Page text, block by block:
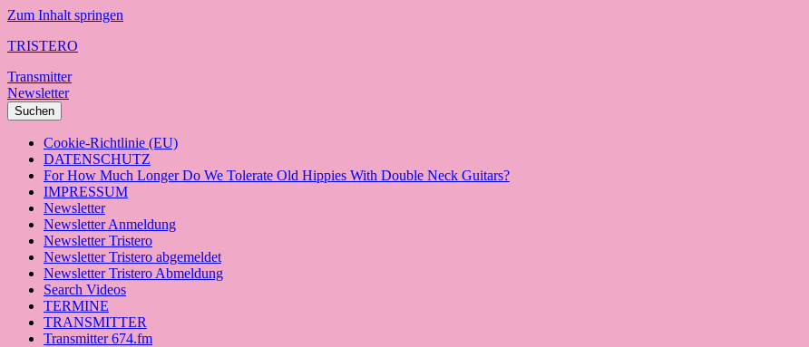
Zum Inhalt springen
TRISTERO
Transmitter
Newsletter
Suchen
Cookie-Richtlinie (EU)
DATENSCHUTZ
For How Much Longer Do We Tolerate Old Hippies With Double Neck Guitars?
IMPRESSUM
Newsletter
Newsletter Anmeldung
Newsletter Tristero
Newsletter Tristero abgemeldet
Newsletter Tristero Abmeldung
Search Videos
TERMINE
TRANSMITTER
Transmitter 674.fm